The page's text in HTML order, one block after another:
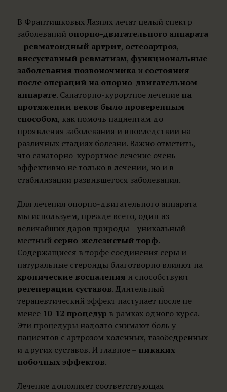
В Франтишковых Лазнях лечат целый спектр
заболеваний опорно-двигательного аппарата
–ревматоидный артрит, остеоартроз,
внесуставный ревматизм, функциональные
заболевания позвоночникаи состояния
после операций на опорно-двигательном
аппарате. Санаторно-курортное лечение на
протяжении веков было проверенным
способом, как помочь пациентам до
проявления заболевания и впоследствии на
различных стадиях болезни. Важно отметить,
что санаторно-курортное лечение очень
эффективно не только в лечении, но и в
стабилизации развившегося заболевания.
Для лечения опорно-двигательного аппарата
мы используем, прежде всего, один из
величайших даров природы – уникальный
местный серно-железистый торф.
Содержащиеся в торфе соединения серы и
натуральные стероиды благотворно влияют на
хронические воспаления и способствуют
регенерации суставов. Длительный
терапевтический эффект наступает после не
менее 10-12 процедур в рамках одного курса.
Эти процедуры надолго снимают боль у
пациентов с артрозом коленных, тазобедренных
и других суставов. И главное – никаких
побочных эффектов.
Лечение дополняет соответствующая